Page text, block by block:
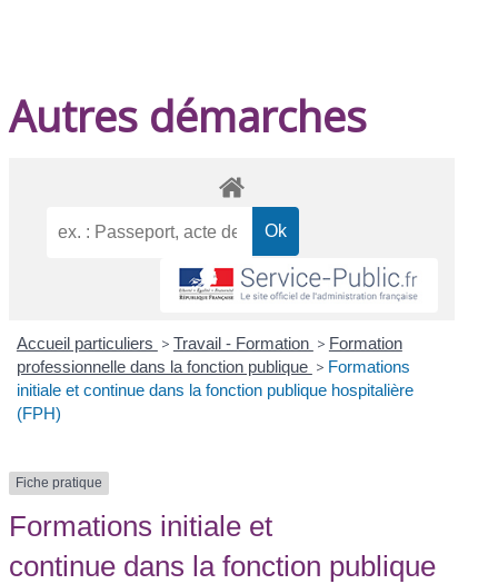
Autres démarches
Accueil particuliers > Travail - Formation > Formation
professionnelle dans la fonction publique > Formations
initiale et continue dans la fonction publique hospitalière
(FPH)
Fiche pratique
Formations initiale et
continue dans la fonction publique